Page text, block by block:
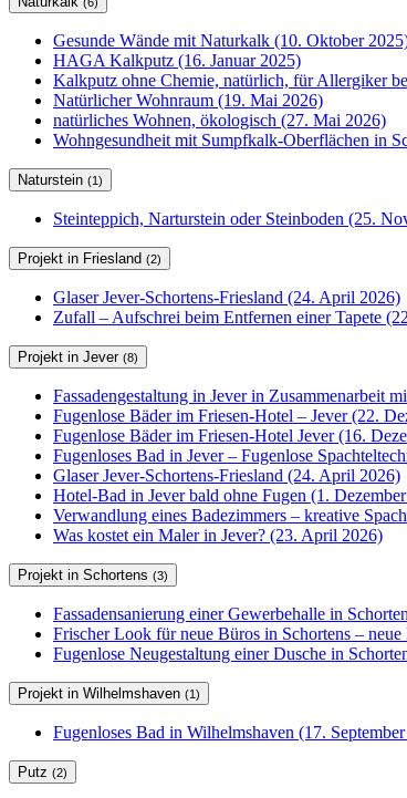
Gesunde Wände mit Naturkalk (10. Oktober
HAGA Kalkputz (16. Januar 2025)
Kalkputz ohne Chemie, natürlich, für Allergiker
Natürlicher Wohnraum (19. Mai 2026)
natürliches Wohnen, ökologisch (27. Mai 2026)
Wohngesundheit mit Sumpfkalk-Oberflächen in
Naturstein (1)
Steinteppich, Narturstein oder Steinboden (25.
Projekt in Friesland (2)
Glaser Jever-Schortens-Friesland (24. April 2026)
Zufall – Aufschrei beim Entfernen einer Tapete
Projekt in Jever (8)
Fassadengestaltung in Jever in Zusammenarbeit
Fugenlose Bäder im Friesen-Hotel – Jever (22.
Fugenlose Bäder im Friesen-Hotel Jever (16.
Fugenloses Bad in Jever – Fugenlose
Glaser Jever-Schortens-Friesland (24. April 2026)
Hotel-Bad in Jever bald ohne Fugen (1.
Verwandlung eines Badezimmers – kreative
Was kostet ein Maler in Jever? (23. April 2026)
Projekt in Schortens (3)
Fassadensanierung einer Gewerbehalle in
Frischer Look für neue Büros in Schortens –
Fugenlose Neugestaltung einer Dusche in
Projekt in Wilhelmshaven (1)
Fugenloses Bad in Wilhelmshaven (17.
Putz (2)